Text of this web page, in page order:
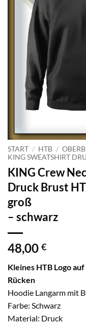
START / HTB /
KING SWEATSHIRT
KING Crew
Druck Brust
groß
– schwarz
48,00 €
Kleines HTB Logo
Rücken
Hoodie Langarm mit
Farbe: Schwarz
Material: Druck